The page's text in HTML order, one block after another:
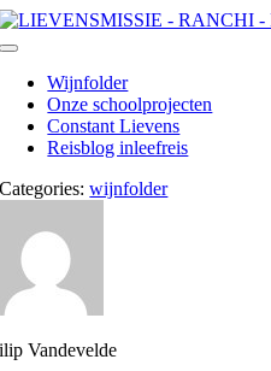
Ga
naar
Toggle
NavigationWijnfolder
Onze schoolprojecten
Constant Lievens
Reisblog inleefreis
Categories:wijnfolder
Vandevelde